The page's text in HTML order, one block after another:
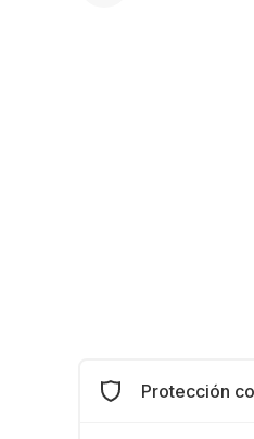
Protección